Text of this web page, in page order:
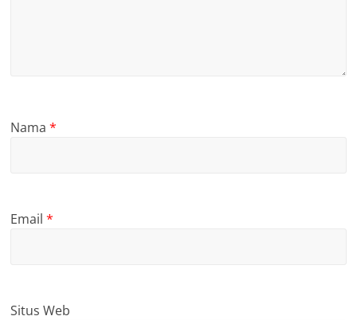
Nama*
Email*
Situs Web